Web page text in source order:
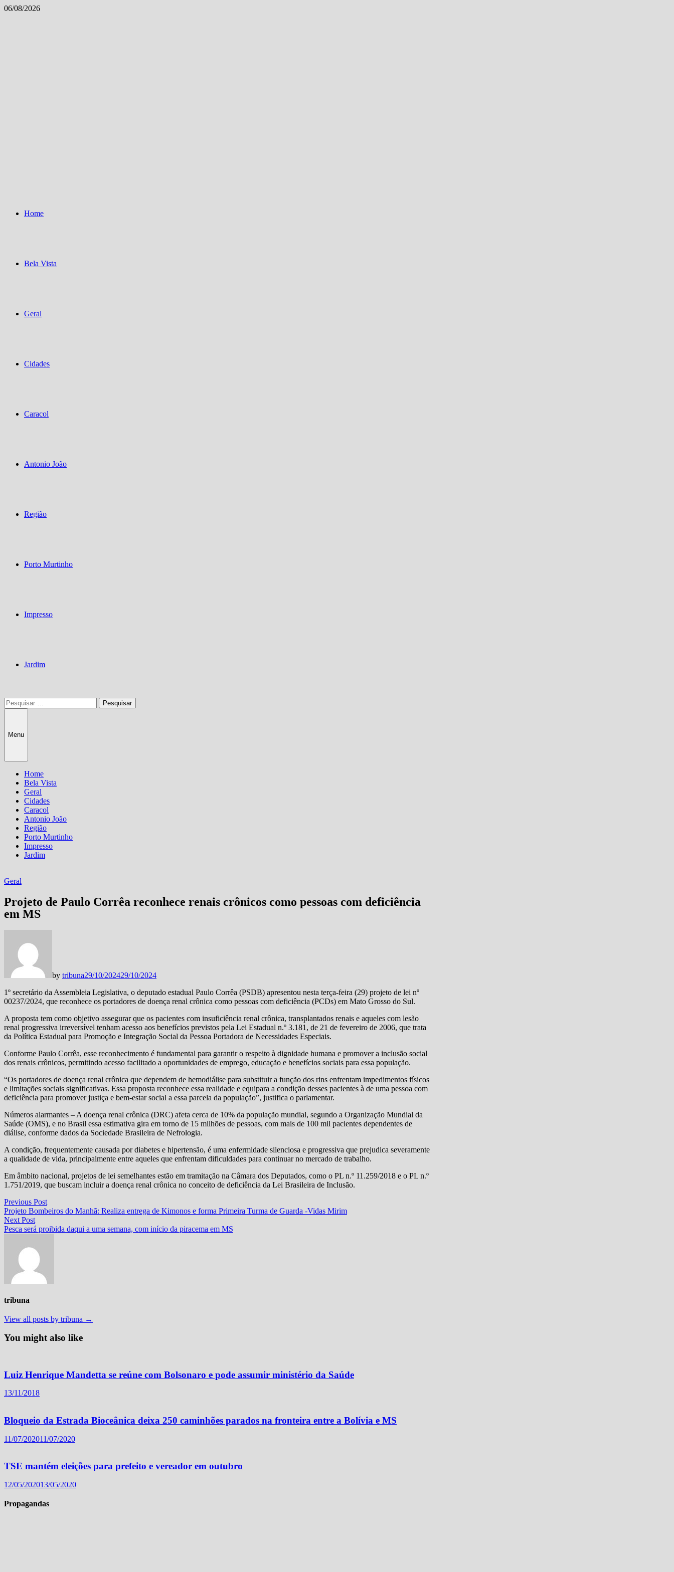
Skip
06/08/2026
Home
Bela Vista
Geral
Cidades
Caracol
Antonio João
Região
Porto Murtinho
Impresso
Jardim
Pesquisar
por:
Menu
Home
Bela Vista
Geral
Cidades
Caracol
Antonio João
Região
Porto Murtinho
Impresso
Jardim
Geral
Projeto de Paulo Corrêa reconhece renais crônicos como pessoas com deficiência
em MS
by tribuna29/10/202429/10/2024
1º secretário da Assembleia Legislativa, o deputado estadual Paulo Corrêa (PSDB) apresentou nesta terça-feira (29) projeto de lei nº
00237/2024, que reconhece os portadores de doença renal crônica como pessoas com deficiência (PCDs) em Mato Grosso do Sul.
A proposta tem como objetivo assegurar que os pacientes com insuficiência renal crônica, transplantados renais e aqueles com lesão
renal progressiva irreversível tenham acesso aos benefícios previstos pela Lei Estadual n.º 3.181, de 21 de fevereiro de 2006, que trata
da Política Estadual para Promoção e Integração Social da Pessoa Portadora de Necessidades Especiais.
Conforme Paulo Corrêa, esse reconhecimento é fundamental para garantir o respeito à dignidade humana e promover a inclusão social
dos renais crônicos, permitindo acesso facilitado a oportunidades de emprego, educação e benefícios sociais para essa população.
“Os portadores de doença renal crônica que dependem de hemodiálise para substituir a função dos rins enfrentam impedimentos físicos
e limitações sociais significativas. Essa proposta reconhece essa realidade e equipara a condição desses pacientes à de uma pessoa com
deficiência para promover justiça e bem-estar social a essa parcela da população”, justifica o parlamentar.
Números alarmantes – A doença renal crônica (DRC) afeta cerca de 10% da população mundial, segundo a Organização Mundial da
Saúde (OMS), e no Brasil essa estimativa gira em torno de 15 milhões de pessoas, com mais de 100 mil pacientes dependentes de
diálise, conforme dados da Sociedade Brasileira de Nefrologia.
A condição, frequentemente causada por diabetes e hipertensão, é uma enfermidade silenciosa e progressiva que prejudica severamente
a qualidade de vida, principalmente entre aqueles que enfrentam dificuldades para continuar no mercado de trabalho.
Em âmbito nacional, projetos de lei semelhantes estão em tramitação na Câmara dos Deputados, como o PL n.º 11.259/2018 e o PL n.º
1.751/2019, que buscam incluir a doença renal crônica no conceito de deficiência da Lei Brasileira de Inclusão.
Navegação
de
Post
Previous PostPrevious
post:
Projeto Bombeiros do Manhã: Realiza entrega de Kimonos e forma Primeira Turma de Guarda -Vidas Mirim
Next PostNext
post:
Pesca será proibida daqui a uma semana, com início da piracema em MS
tribuna
View all posts by tribuna →
You might also like
Luiz Henrique Mandetta se reúne com Bolsonaro e pode assumir ministério da Saúde
13/11/2018
Bloqueio da Estrada Bioceânica deixa 250 caminhões parados na fronteira entre a Bolívia e MS
11/07/202011/07/2020
TSE mantém eleições para prefeito e vereador em outubro
12/05/202013/05/2020
Propagandas